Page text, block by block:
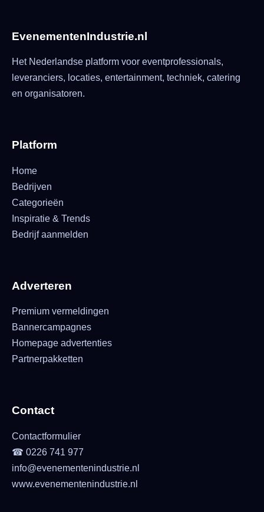
EvenementenIndustrie.nl
Het Nederlandse platform voor eventprofessionals,
leveranciers, locaties, entertainment, techniek, catering
en organisatoren.
Platform
Home
Bedrijven
Categorieën
Inspiratie & Trends
Bedrijf aanmelden
Adverteren
Premium vermeldingen
Bannercampagnes
Homepage advertenties
Partnerpakketten
Contact
Contactformulier
☎ 0226 741 977
info@evenementenindustrie.nl
www.evenementenindustrie.nl